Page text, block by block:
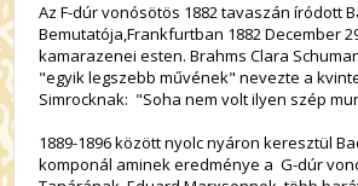
Az F-dúr vonósötös 1882 tavaszán íródott
Bemutatója,Frankfurtban 1882 December
kamarazenei esten. Brahms Clara
"egyik legszebb művének" nevezte a
Simrocknak: "Soha nem volt ilyen szép
1889-1896 között nyolc nyáron keresztül
komponál aminek eredménye a G-dúr